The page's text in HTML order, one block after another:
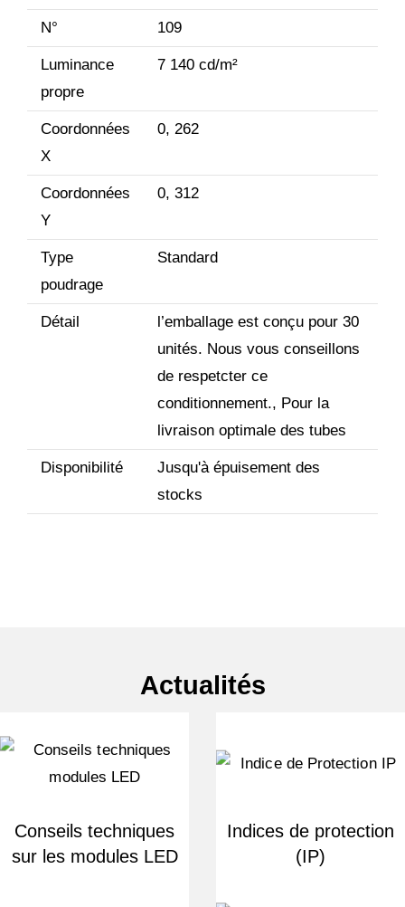
N° 109
Luminance
propre
7 140 cd/m²
Coordonnées
X
0, 262
Coordonnées
Y
0, 312
Type
poudrage
Standard
Détail
l’emballage est conçu pour 30
unités. Nous vous conseillons
de respetcter ce
conditionnement., Pour la
livraison optimale des tubes
Disponibilité
Jusqu'à épuisement des
stocks
Actualités
Conseils techniques
sur les modules LED
Indices de protection
(IP)